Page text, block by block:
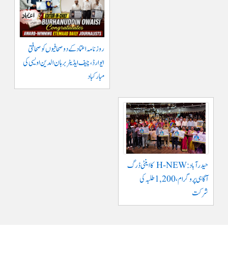
روزنامہ اعتماد کے دو صحافیوں کو صحافتی
ایوارڈ، چیف ایڈیٹر برہان الدین اویسی کی
مبارکباد
حیدرآباد: H-NEW کا اینٹی ڈرگ
آگاہی پروگرام، 1,200 طلبہ کی
شرکت